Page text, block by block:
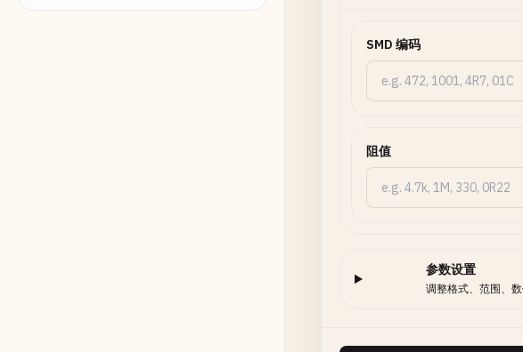
SMD 编码
阻值
参数设置
调整格式、范围、数